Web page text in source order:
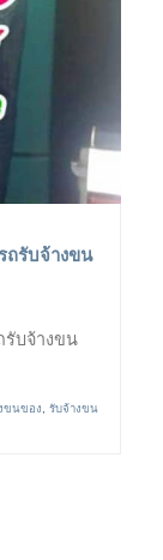
ถรับจ้างขน
รับจ้างขน
ขนของ
รับจ้างขน